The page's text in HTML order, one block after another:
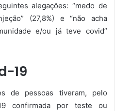
alegações: “medo de
(27,8%) e “não acha
e/ou já teve covid”
19
de pessoas tiveram, pelo
confirmada por teste ou